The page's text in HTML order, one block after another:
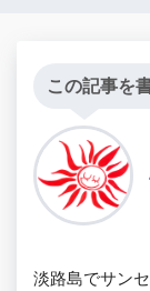
この記事を
淡路島でサン